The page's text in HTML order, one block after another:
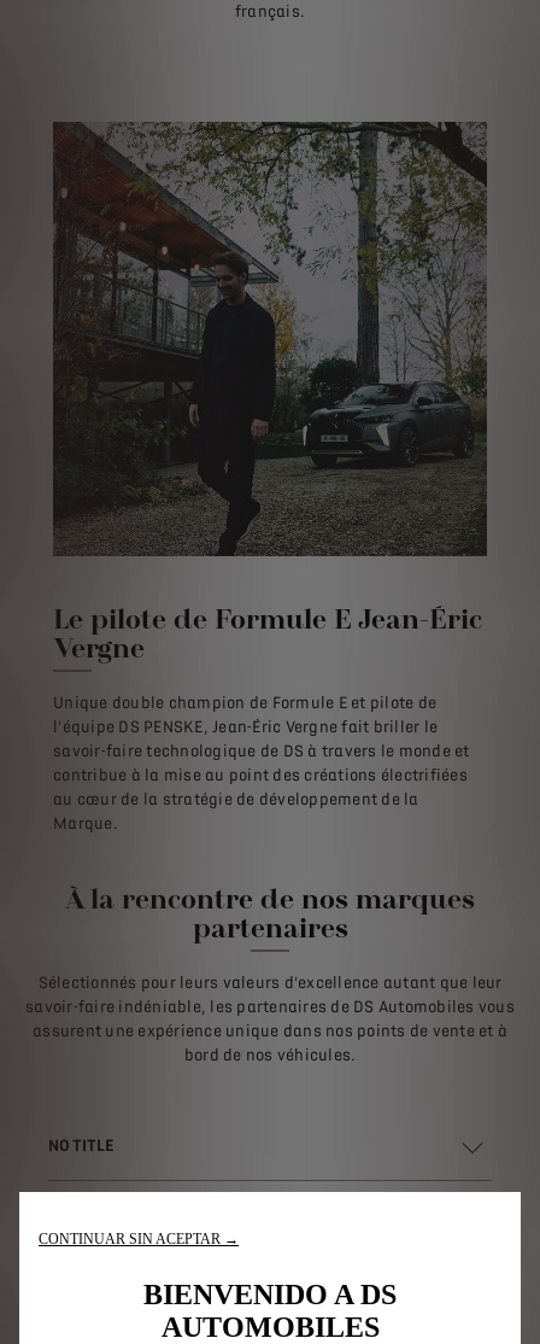
français.
Le pilote de Formule E Jean-Éric
Vergne
Unique double champion de Formule E et pilote de
l'équipe DS PENSKE, Jean-Éric Vergne fait briller le
savoir-faire technologique de DS à travers le monde et
contribue à la mise au point des créations électrifiées
au cœur de la stratégie de développement de la
Marque.
À la rencontre de nos marques
partenaires
Sélectionnés pour leurs valeurs d’excellence autant que leur
savoir-faire indéniable, les partenaires de DS Automobiles vous
assurent une expérience unique dans nos points de vente et à
bord de nos véhicules.
NO TITLE
POUR ALLER PLUS LOIN
CONTINUAR SIN ACEPTAR →
BIENVENIDO A DS
AUTOMOBILES